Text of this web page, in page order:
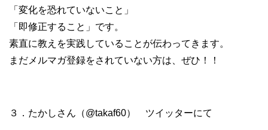
「変化を恐れていないこと」
「即修正すること」です。
素直に教えを実践していることが伝わってきます。
まだメルマガ登録をされていない方は、ぜひ！！
３．たかしさん（@takaf60） ツイッターにて